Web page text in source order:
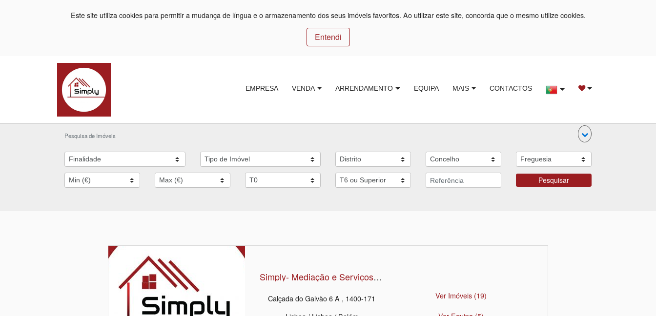
Este site utiliza cookies para permitir a mudança de língua e o armazenamento dos seus imóveis favoritos. Ao utilizar este site, concorda que o mesmo utilize cookies.
Entendi
EMPRESA VENDA ARRENDAMENTO EQUIPA MAIS CONTACTOS
Pesquisa de Imóveis
Pesquisar
Simply- Mediação e Serviços Imobiliários
Calçada do Galvão 6 A , 1400-171
Ver Imóveis(19)